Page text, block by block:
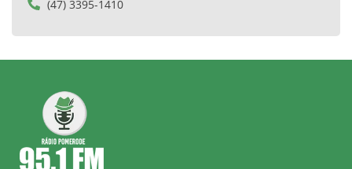
(47) 3395-1410